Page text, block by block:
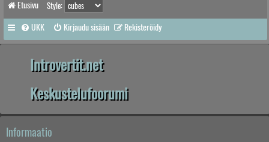
Etusivu Style:
UKK Kirjaudu sisään Rekisteröidy
Introvertit.net
Keskustelufoorumi
Informaatio